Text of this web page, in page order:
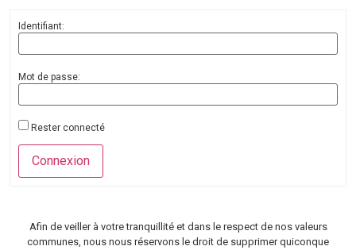
Identifiant:
Mot de passe:
Rester connecté
Connexion
Afin de veiller à votre tranquillité et dans le respect de nos valeurs
communes, nous nous réservons le droit de supprimer quiconque